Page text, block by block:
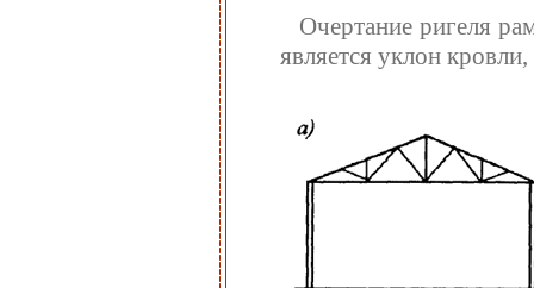
Очертание ригеля
является уклон